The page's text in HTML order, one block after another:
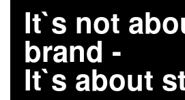
It`s not
brand -
It`s about